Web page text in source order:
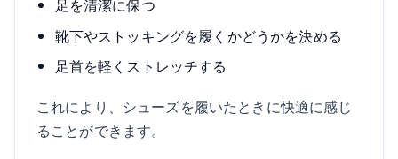
足を清潔に保つ
靴下やストッキングを履くかどうかを決める
足首を軽くストレッチする
これにより、シューズを履いたときに快適に感じ
ることができます。